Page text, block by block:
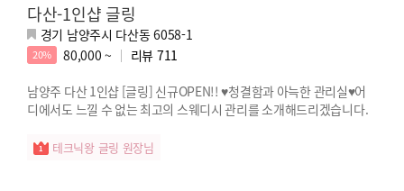
다산-1인샵 글링
경기 남양주시 다산동 6058-1
20% 80,000 ~ 리뷰 711
남양주 다산 1인샵 [글링] 신규OPEN!! ♥청결함과 아늑한 관리실♥어
디에서도 느낄 수 없는 최고의 스웨디시 관리를 소개해드리겠습니다.
테크닉왕 글링 원장님